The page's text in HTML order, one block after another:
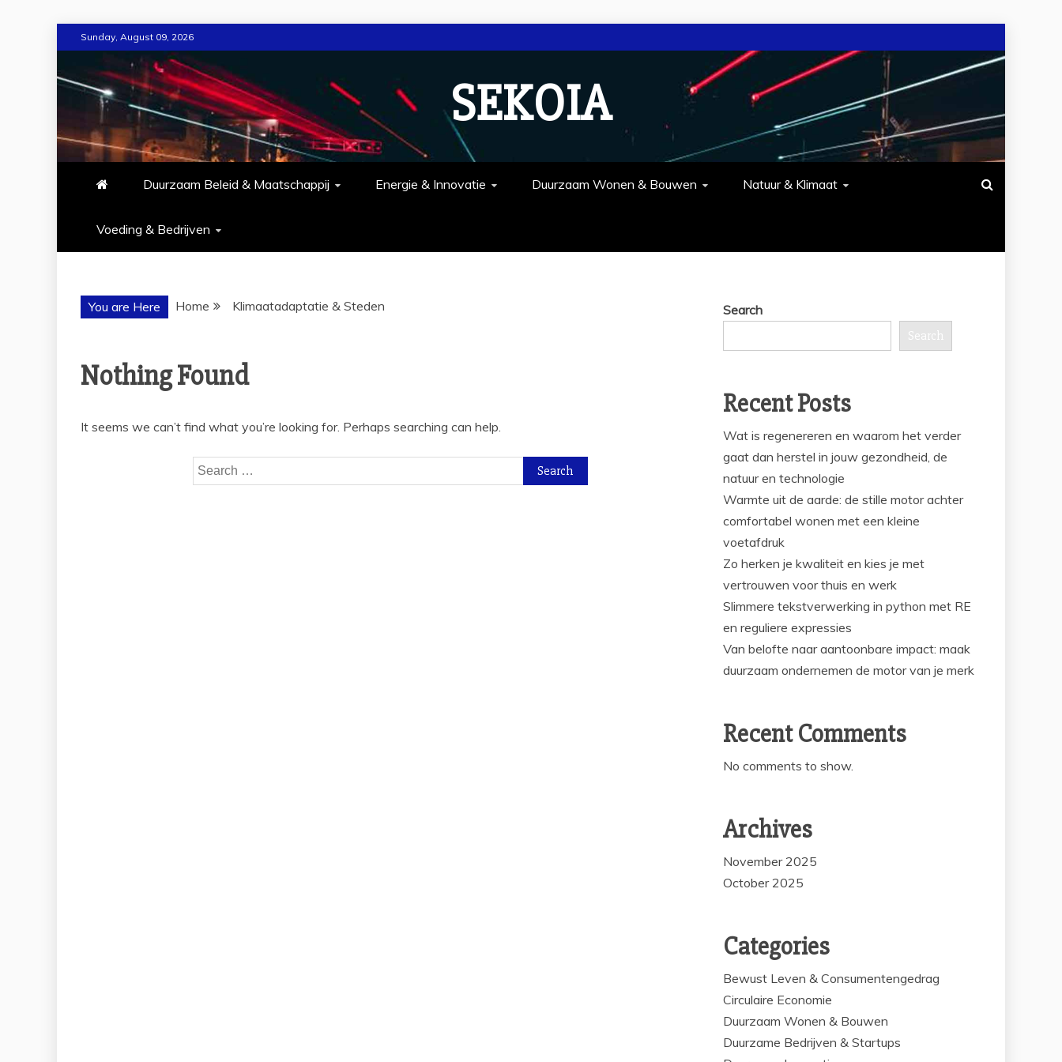
to
content
Sunday, August 09, 2026
SEKOIA
Duurzaam Beleid & Maatschappij Energie & Innovatie Duurzaam Wonen & Bouwen Natuur & Klimaat
Voeding & Bedrijven
You are Here Home Klimaatadaptatie & Steden
Nothing Found
It seems we can’t find what you’re looking for. Perhaps searching can help.
Search
for:
Search
Search
Recent Posts
Wat is regenereren en waarom het verder
gaat dan herstel in jouw gezondheid, de
natuur en technologie
Warmte uit de aarde: de stille motor achter
comfortabel wonen met een kleine
voetafdruk
Zo herken je kwaliteit en kies je met
vertrouwen voor thuis en werk
Slimmere tekstverwerking in python met RE
en reguliere expressies
Van belofte naar aantoonbare impact: maak
duurzaam ondernemen de motor van je merk
Recent Comments
No comments to show.
Archives
November 2025
October 2025
Categories
Bewust Leven & Consumentengedrag
Circulaire Economie
Duurzaam Wonen & Bouwen
Duurzame Bedrijven & Startups